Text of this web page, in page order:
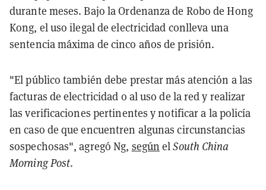
durante meses. Bajo la Ordenanza de Robo de Hong
Kong, el uso ilegal de electricidad conlleva una
sentencia máxima de cinco años de prisión.
"El público también debe prestar más atención a las
facturas de electricidad o al uso de la red y realizar
las verificaciones pertinentes y notificar a la policía
en caso de que encuentren algunas circunstancias
sospechosas", agregó Ng, según elSouth China
Morning Post.